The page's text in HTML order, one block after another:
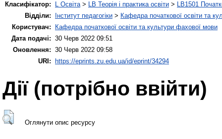
Класифікатор:
L Освіта> LB Теорія і практика освіти > LB1501
Відділи:
Інститут педагогіки > Кафедра початкової освіти та
Користувач:
Кафедра початкової освіти та культури фахової мови
Дата подачі: 30 Черв 2022 09:51
Оновлення: 30 Черв 2022 09:58
URI:
https://eprints.zu.edu.ua/id/eprint/34294
Дії ​​(потрібно ввійти)
Оглянути опис ресурсу